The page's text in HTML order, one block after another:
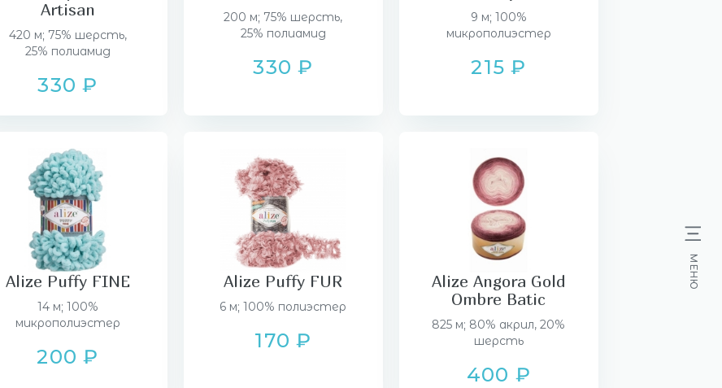
МЕНЮ
Artisan
420 м; 75% шерсть,
25% полиамид
330 ₽
200 м; 75% шерсть,
25% полиамид
330 ₽
9 м; 100%
микрополиэстер
215 ₽
Alize Puffy FINE
14 м; 100%
микрополиэстер
200 ₽
Alize Puffy FUR
6 м; 100% полиэстер
170 ₽
Alize Angora Gold
Ombre Batic
825 м; 80% акрил, 20%
шерсть
400 ₽